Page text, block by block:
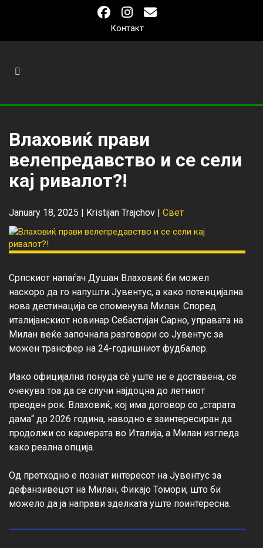
Контакт
Влаховиќ прави
велепредавство и се сели
кај ривалот?!
January 18, 2025 | Kristijan Trajchov | Свет
Српскиот напаѓач Душан Влаховиќ би можел
наскоро да го напушти Јувентус, а како потенцијална
нова дестинација се споменува Милан. Според
италијанскиот новинар Себастијан Сарно, управата на
Милан веќе започнала разговори со Јувентус за
можен трансфер на 24-годишниот фудбалер.
Иако официјална понуда сè уште не е доставена, се
очекува тоа да се случи најдоцна до летниот
преоден рок. Влаховиќ, кој има договор со „старата
дама“ до 2026 година, наводно е заинтересиран да
продолжи со кариерата во Италија, а Милан изгледа
како реална опција.
Од претходно е познат интересот на Јувентус за
дефанзивецот на Милан, Фикајо Томори, што би
можело да ја направи зделката уште поинтересна.